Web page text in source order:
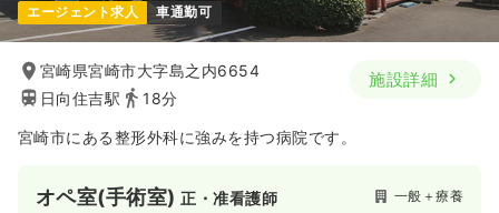
エージェント求人 車通勤可
宮崎県宮崎市大字島之内6654
日向住吉駅
18分
施設詳細
宮崎市にある整形外科に強みを持つ病院です。
オペ室(手術室)正・准看護師 一般＋療養